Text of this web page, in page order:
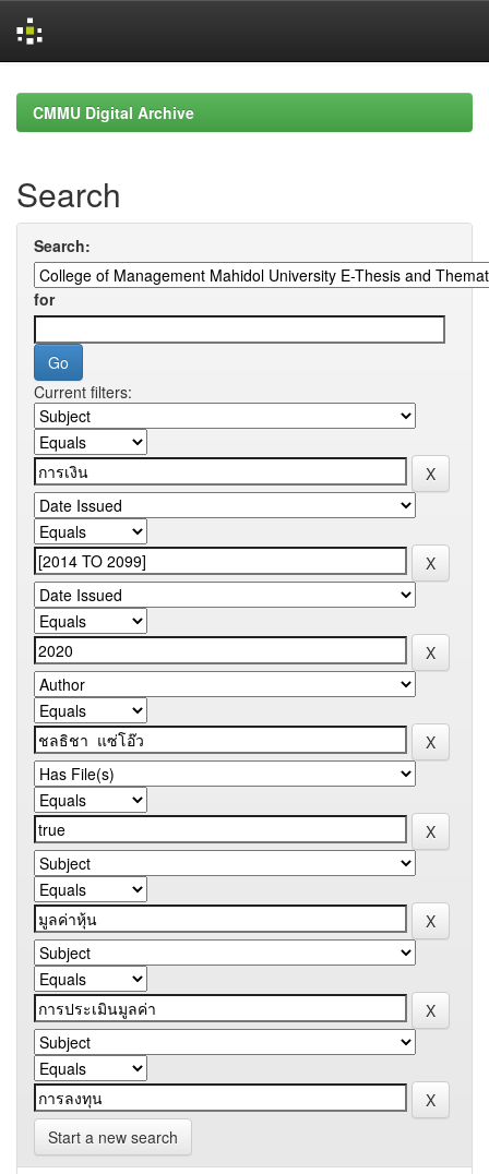
navigationCMMU Digital Archive
Search
Search:
for
Current filters:
Start a new search